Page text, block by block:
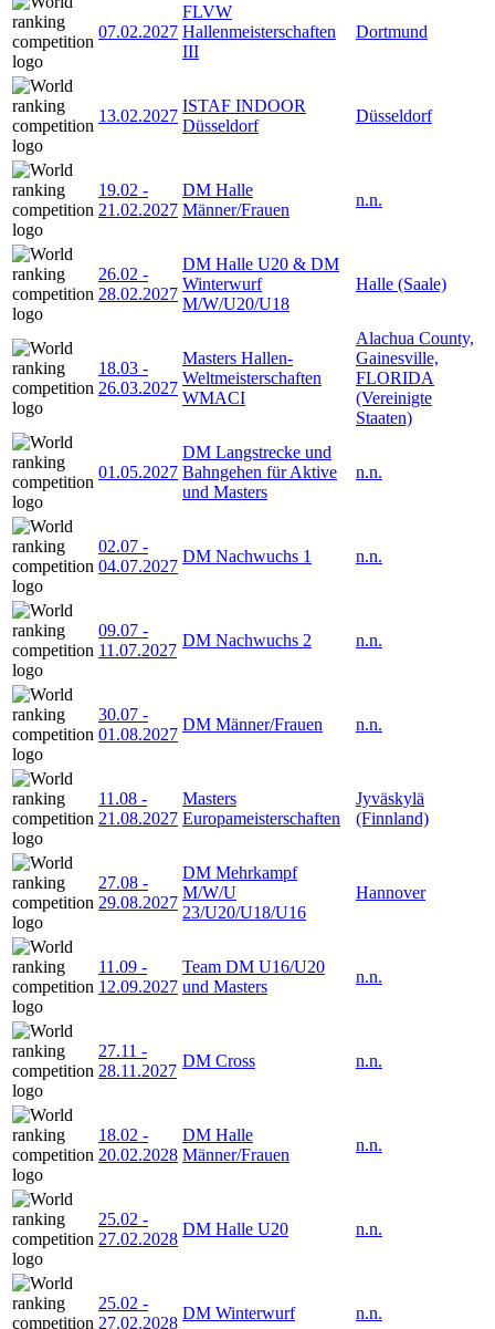
07.02.2027
FLVW
Hallenmeisterschaften
III
Dortmund
13.02.2027
ISTAF INDOOR
Düsseldorf
Düsseldorf
19.02 -
21.02.2027
DM Halle
Männer/Frauen
n.n.
26.02 -
28.02.2027
DM Halle U20 & DM
Winterwurf
M/W/U20/U18
Halle (Saale)
18.03 -
26.03.2027
Masters Hallen-
Weltmeisterschaften
WMACI
Alachua County,
Gainesville,
FLORIDA
(Vereinigte
Staaten)
01.05.2027
DM Langstrecke und
Bahngehen für Aktive
und Masters
n.n.
02.07 -
04.07.2027
DM Nachwuchs 1 n.n.
09.07 -
11.07.2027
DM Nachwuchs 2 n.n.
30.07 -
01.08.2027
DM Männer/Frauen n.n.
11.08 -
21.08.2027
Masters
Europameisterschaften
Jyväskylä
(Finnland)
27.08 -
29.08.2027
DM Mehrkampf
M/W/U
23/U20/U18/U16
Hannover
11.09 -
12.09.2027
Team DM U16/U20
und Masters
n.n.
27.11 -
28.11.2027
DM Cross n.n.
18.02 -
20.02.2028
DM Halle
Männer/Frauen
n.n.
25.02 -
27.02.2028
DM Halle U20 n.n.
25.02 -
27.02.2028
DM Winterwurf n.n.